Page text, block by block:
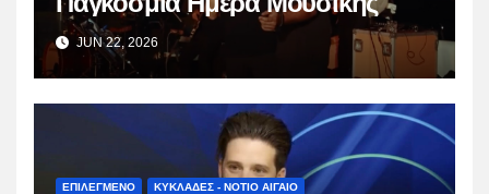
JUN 22, 2026
ΕΠΙΛΕΓΜΕΝΟ ΚΥΚΛΑΔΕΣ - ΝΟΤΙΟ ΑΙΓΑΙΟ